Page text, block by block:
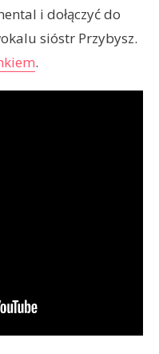
i dołączyć do
sióstr Przybysz.
.